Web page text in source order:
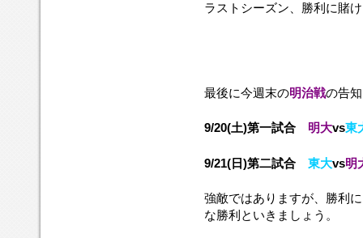
ラストシーズン、勝利に賭
最後に今週末の明治戦の告
9/20(土)第一試合 明大vs東
9/21(日)第二試合 東大vs明
強敵ではありますが、勝利
な勝利といきましょう。